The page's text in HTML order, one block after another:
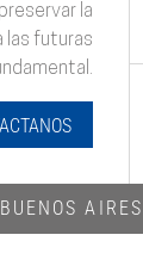
la
las futuras